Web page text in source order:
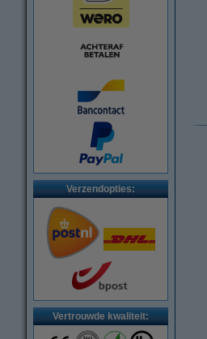
Verzendopties:
Vertrouwde kwaliteit: